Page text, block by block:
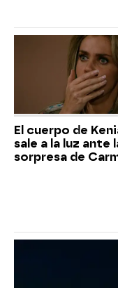
El cuerpo de
sale a la luz ante
sorpresa de